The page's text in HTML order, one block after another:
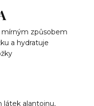
mírným způsobem
a hydratuje
látek alantoinu,